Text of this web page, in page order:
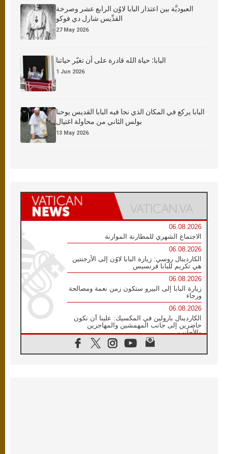
العبوديَّة بين اعتذار البابا لاوُن الرابع عشر وصرخة
القدِّيس شارل دي فوكو
27 May 2026
البابا: حياة الله قادرة على أن تغيّر حياتنا
1 Jun 2026
البابا يركع في المكان الذي نجا فيه البابا القديس يوحنا
بولس الثاني من محاولة اغتيال
13 May 2026
06.08.2026
الاجتماع الشهري للمطارنة الموارنة
06.08.2026
الكاردينال روسي: زيارة البابا لاوُن إلى الأرجنتين
هي تكريم للبابا فرنسيس
06.08.2026
زيارة البابا إلى البيرو ستكون زمن نعمة ومصالحة
ورجاء
06.08.2026
الكاردينال بارولين في المكسيك: علينا أن نكون
حاضرين إلى جانب المهمشين والمهاجرين
والأجانب
البابا لاوُن الرابع عشر للشباب في أسيزي: